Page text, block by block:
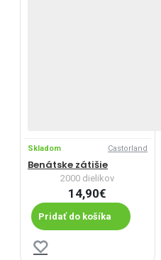
Skladom Castorland
Benátske zátišie
2000 dielikov
14,90€
Pridať do košíka